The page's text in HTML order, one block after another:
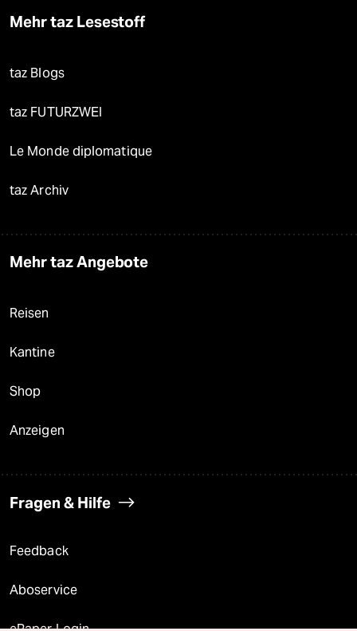
Mehr taz Lesestoff
taz Blogs
taz FUTURZWEI
Le Monde diplomatique
taz Archiv
Mehr taz Angebote
Reisen
Kantine
Shop
Anzeigen
Fragen & Hilfe
Feedback
Aboservice